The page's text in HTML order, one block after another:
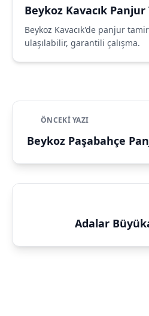
Beykoz Kavacık
Beykoz Kavacık'de panjur
ulaşılabilir, garantili çalışma.
ÖNCEKI YAZI
Beykoz Paşabahçe
Adalar